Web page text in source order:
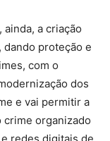
a criação
proteção e
com o
dos
e vai permitir a
crime organizado